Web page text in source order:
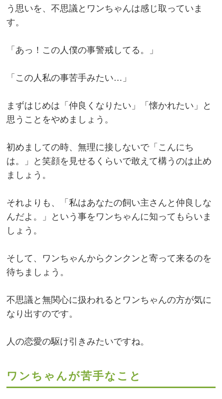
う思いを、不思議とワンちゃんは感じ取っていま
す。
「あっ！この人僕の事警戒してる。」
「この人私の事苦手みたい…」
まずはじめは「仲良くなりたい」「懐かれたい」と
思うことをやめましょう。
初めましての時、無理に接しないで「こんにち
は。」と笑顔を見せるくらいで敢えて構うのは止め
ましょう。
それよりも、「私はあなたの飼い主さんと仲良しな
んだよ。」という事をワンちゃんに知ってもらいま
しょう。
そして、ワンちゃんからクンクンと寄って来るのを
待ちましょう。
不思議と無関心に扱われるとワンちゃんの方が気に
なり出すのです。
人の恋愛の駆け引きみたいですね。
ワンちゃんが苦手なこと